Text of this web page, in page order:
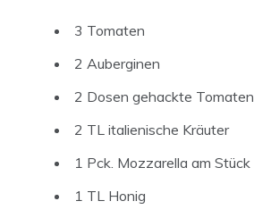
3 Tomaten
2 Auberginen
2 Dosen gehackte Tomaten
2 TL italienische Kräuter
1 Pck. Mozzarella am Stück
1 TL Honig